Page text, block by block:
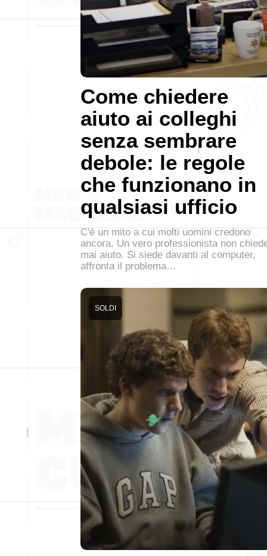
Come chiedere
aiuto ai colleghi
senza sembrare
debole: le regole
che funzionano in
qualsiasi ufficio
C'è un mito a cui molti uomini credono
ancora. Un vero professionista non
mai aiuto. Si siede davanti al computer,
affronta il problema…
SOLDI